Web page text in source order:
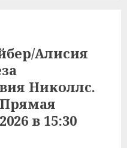
Алисия
Николлс.
в 15:30